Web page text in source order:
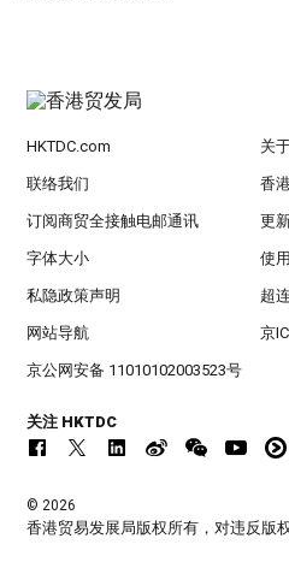
HKTDC.com 关
联络我们 香
订阅商贸全接触电邮通讯 更
字体大小 使
私隐政策声明 超
网站导航 京
京公网安备 11010102003523号
关注 HKTDC
© 2026
香港贸易发展局版权所有，对违反版